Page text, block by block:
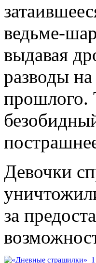
ведьме-
выдавая
разводы
прошлого.
Девочки
за